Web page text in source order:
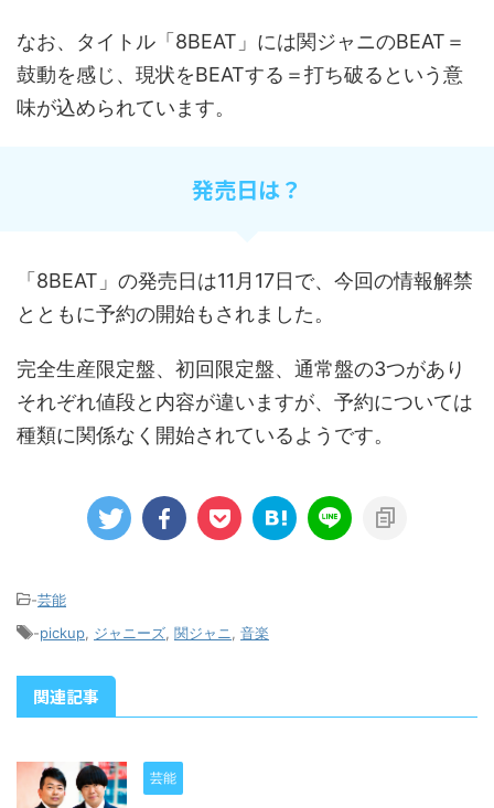
なお、タイトル「 8BEAT 」には関ジャニのBEAT ＝
鼓動を感じ、現状をBEATする＝打ち破るという意
味が込められています。
発売日は？
「 8BEAT 」の発売日は11 月 17日で、今回の情報解禁
とともに予約の開始もされました。
完全生産限定盤、初回限定盤、通常盤の3つがあり
それぞれ値段と内容が違いますが、予約については
種類に関係なく開始されているようです。
-芸能
-pickup ジャニーズ 関ジャニ 音楽
関連記事
芸能